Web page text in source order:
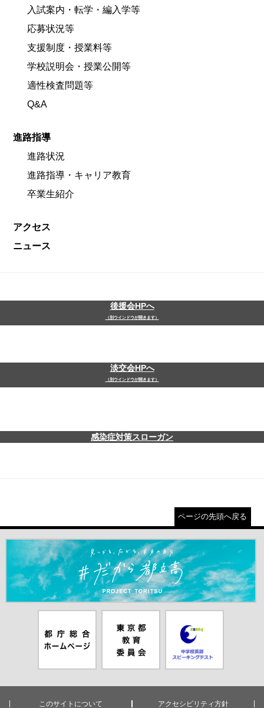
入試案内・転学・編入学等
応募状況等
支援制度・授業料等
学校説明会・授業公開等
適性検査問題等
Q&A
進路指導
進路状況
進路指導・キャリア教育
卒業生紹介
アクセス
ニュース
後援会HPへ
（別ウインドウが開きます）
淡交会HPへ
（別ウインドウが開きます）
感染症対策スローガン
ページの先頭へ戻る
＃だから都立高（別ウインドウが開きます）
ムページ（別
ウインドウが
員会（別ウイ
ンドウが開き
ピーキングテ
スト（別ウイ
ンドウが開き
このサイトについて アクセシビリティ方針